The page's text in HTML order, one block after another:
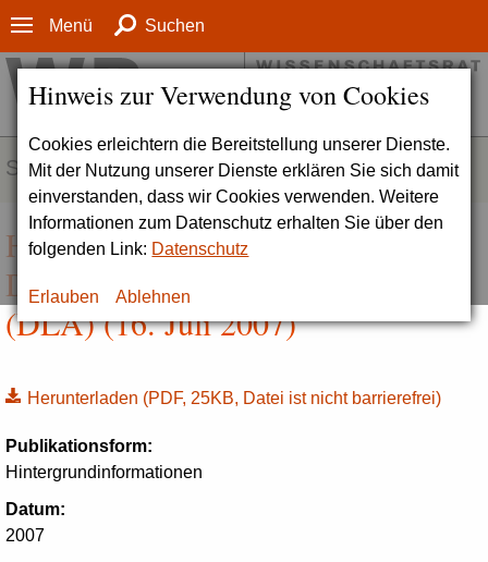
Hinweis zur Verwendung von Cookies
Cookies erleichtern die Bereitstellung unserer Dienste.
Mit der Nutzung unserer Dienste erklären Sie sich damit
einverstanden, dass wir Cookies verwenden. Weitere
Informationen zum Datenschutz erhalten Sie über den
folgenden Link: Datenschutz
Erlauben Ablehnen
Menü Suchen
SERVICE
Hintergrundinformationen zum
Deutschen Literaturarchiv Marbach
(DLA) (16. Juli 2007)
Herunterladen (PDF, 25KB, Datei ist nicht barrierefrei)
Publikationsform:
Hintergrundinformationen
Datum:
2007